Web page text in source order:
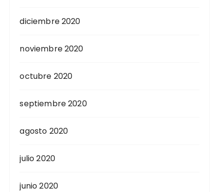
diciembre 2020
noviembre 2020
octubre 2020
septiembre 2020
agosto 2020
julio 2020
junio 2020